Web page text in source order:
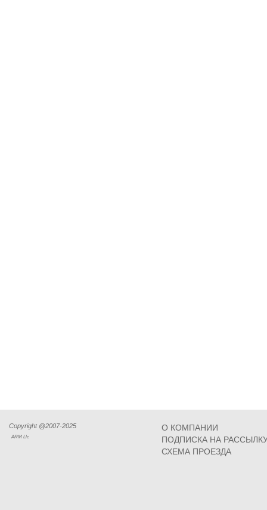
Copyright @2007-2025
ARM Llc
О КОМПАНИИ
ПОДПИСКА НА
СХЕМА ПРОЕЗДА